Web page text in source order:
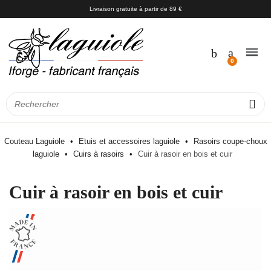
Livraison gratuite à partir de 89 €
Couteau Laguiole Etuis et accessoires laguiole
Rasoirs coupe-choux
laguiole
Cuirs à rasoirs Cuir à rasoir en bois et cuir
Cuir à rasoir en bois et cuir